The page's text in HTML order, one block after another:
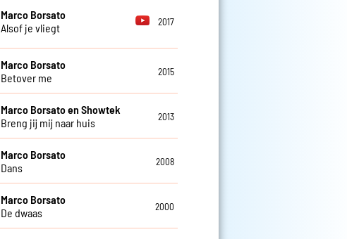
Marco Borsato
Alsof je vliegt
2017
Marco Borsato
Betover me
2015
Marco Borsato en Showtek
Breng jij mij naar huis
2013
Marco Borsato
Dans
2008
Marco Borsato
De dwaas
2000